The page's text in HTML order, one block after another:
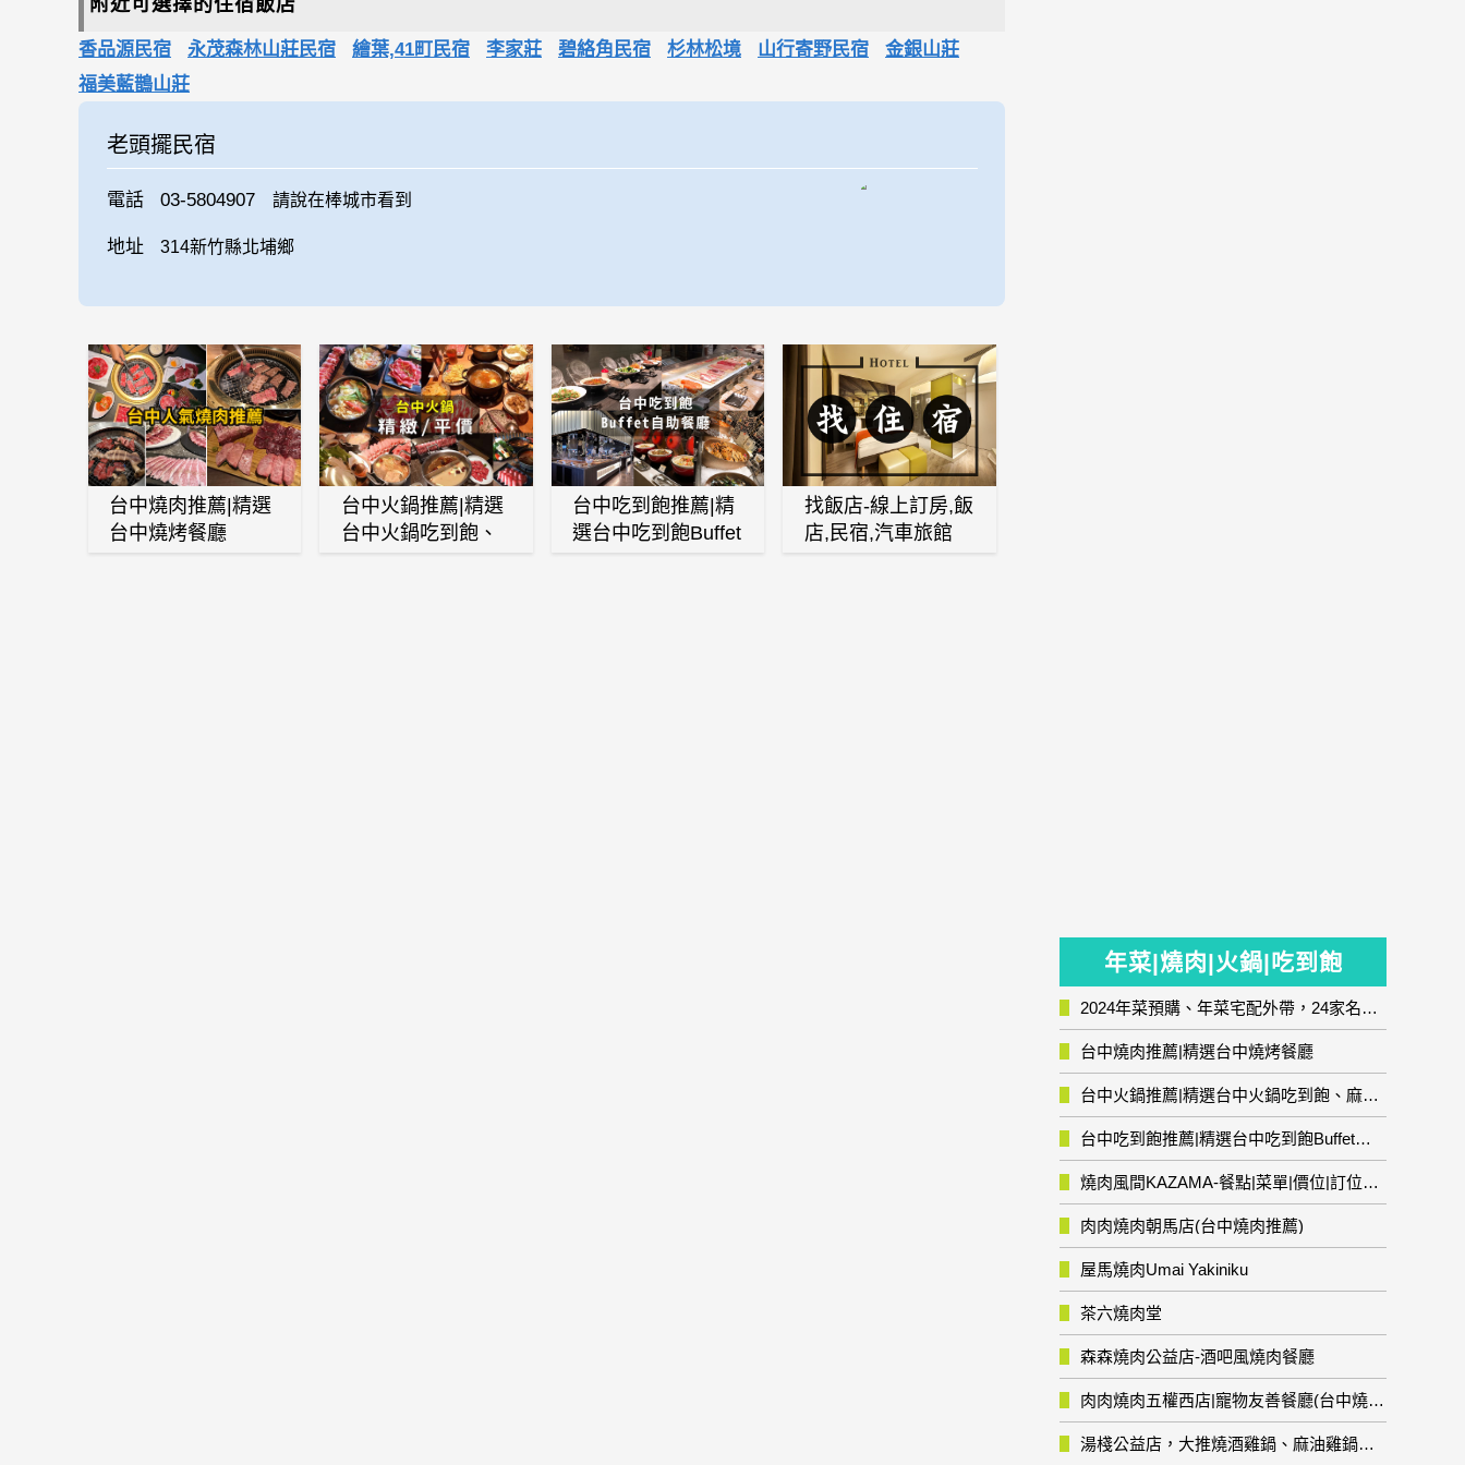
附近可選擇的住宿飯店
香品源民宿 永茂森林山莊民宿 繪葉,41町民宿 李家莊 碧絡角民宿 杉林松境 山行寄野民宿
金銀山莊
福美藍鵲山莊
老頭擺民宿
電話 03-5804907 請說在棒城市看到
地址 314新竹縣北埔鄉
台中燒肉推薦|精選
台中燒烤餐廳
台中火鍋推薦|精選
台中火鍋吃到飽、
台中吃到飽推薦|精
選台中吃到飽Buffet
找飯店-線上訂房,飯
店,民宿,汽車旅館
年菜|燒肉|火鍋|吃到飽
2024年菜預購、年菜宅配外帶，24家名店年菜推薦整理，圍爐輕鬆上菜團圓趣
台中燒肉推薦|精選台中燒烤餐廳
台中火鍋推薦|精選台中火鍋吃到飽、麻辣鍋、鴛鴦鍋、石頭火鍋、酸菜白肉鍋、海鮮鍋、燒酒雞、麻油雞、壽喜燒等熱門人氣火鍋店!
台中吃到飽推薦|精選台中吃到飽Buffet自助餐廳
燒肉風間KAZAMA-餐點|菜單|價位|訂位資訊
肉肉燒肉朝馬店(台中燒肉推薦)
屋馬燒肉Umai Yakiniku
茶六燒肉堂
森森燒肉公益店-酒吧風燒肉餐廳
肉肉燒肉五權西店|寵物友善餐廳(台中燒肉推薦)
湯棧公益店，大推燒酒雞鍋、麻油雞鍋暖暖有夠補